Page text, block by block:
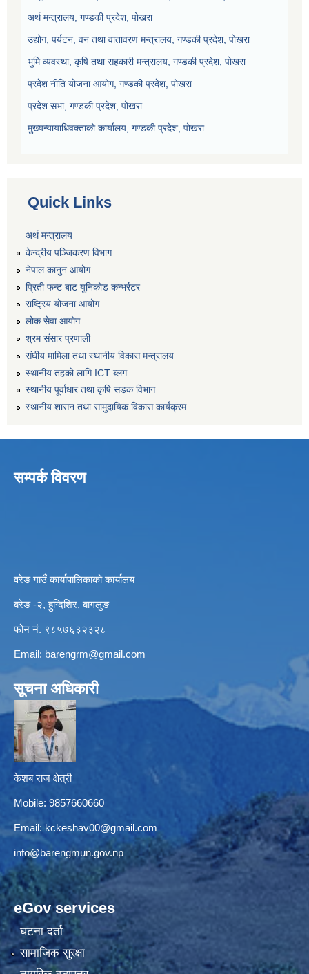
अर्थ मन्त्रालय, गण्डकी प्रदेश, पोखरा
उद्योग, पर्यटन, वन तथा वातावरण मन्त्रालय, गण्डकी प्रदेश, पोखरा
भुमि व्यवस्था, कृषि तथा सहकारी मन्त्रालय, गण्डकी प्रदेश, पोखरा
प्रदेश नीति योजना आयोग, गण्डकी प्रदेश, पोखरा
प्रदेश सभा, गण्डकी प्रदेश, पोखरा
मुख्यन्यायाधिवक्ताको कार्यालय, गण्डकी प्रदेश, पोखरा
Quick Links
अर्थ मन्त्रालय
केन्द्रीय पञ्जिकरण विभाग
नेपाल कानुन आयोग
प्रिती फन्ट बाट युनिकोड कन्भर्रटर
राष्ट्रिय योजना आयोग
लोक सेवा आयोग
श्रम संसार प्रणाली
संघीय मामिला तथा स्थानीय विकास मन्त्रालय
स्थानीय तहको लागि ICT ब्लग
स्थानीय पूर्वाधार तथा कृषि सडक विभाग
स्थानीय शासन तथा सामुदायिक विकास कार्यक्रम
सम्पर्क विवरण
वरेङ गाउँ कार्यापालिकाको कार्यालय
बरेङ -२, हुग्दिशिर, बागलुङ
फोन नं. ९८५७६३२३२८
Email: barengrm@gmail.com
सूचना अधिकारी
केशब राज क्षेत्री
Mobile: 9857660660
Email: kckeshav00@gmail.com
info@barengmun.gov.np
eGov services
घटना दर्ता
सामाजिक सुरक्षा